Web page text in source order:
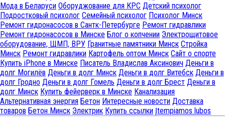
Мода в Беларуси Оборуджование для КРС Детский психолог
Подростковый психолог Семейный психолог Психолог Минск
Ремонт гидронасосов в Сантк-Петербурге Ремонт гидравлики
Ремонт гидронасосов в Минске Блог о копчении Электрощитовое
оборудование, ЩМП, ВРУ Гранитные памятники Минск Стройка
Минск Ремонт гидравлики Картофель оптом Минск Сайт о спорте
Купить iPhone в Минске Писатель Владислав Аксинович Деньги в
долг Могилёв Деньги в долг Минск Деньги в долг Витебск Деньги в
долг Гродно Деньги в долг Гомель Деньги в долг Брест Деньги в
долг Минск Купить фейерверк в Минске Канализация
Альтернативная энергия Бетон Интересные новости Доставка
товаров Бетон Минск Электрик Купить ссылки Įtempiamos lubos